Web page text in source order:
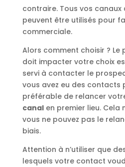
contraire. Tous vos
peuvent être utilisés pour
commerciale.
Alors comment choisir ? Le
doit impacter votre choix
servi à contacter le
vous avez eu des contacts
préférable de relancer
canalen premier lieu. Cela
vous ne pouvez pas le
biais.
Attention à n’utiliser que
lesquels votre contact